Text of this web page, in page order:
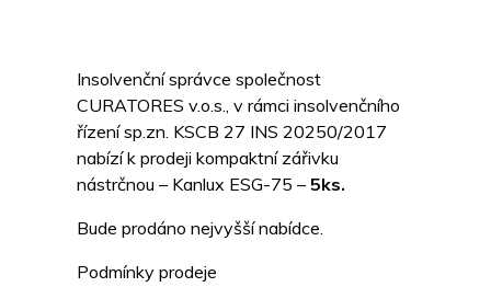
Insolvenční správce společnost
CURATORES v.o.s., v rámci insolvenčního
řízení sp.zn. KSCB 27 INS 20250/2017
nabízí k prodeji kompaktní zářivku
nástrčnou – Kanlux ESG-75 – 5ks.
Bude prodáno nejvyšší nabídce.
Podmínky prodeje